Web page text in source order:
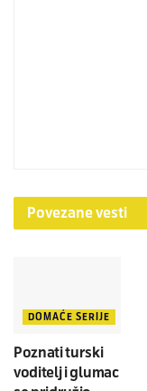
Povezanevesti
DOMAĆE SERIJE
Poznati turski
voditelj i glumac